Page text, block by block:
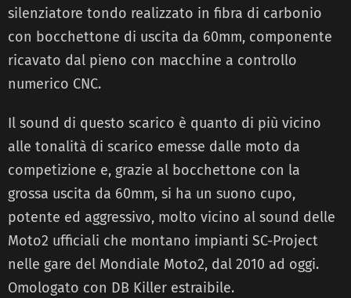
silenziatore tondo realizzato in fibra di carbonio
con bocchettone di uscita da 60mm, componente
ricavato dal pieno con macchine a controllo
numerico CNC.
Il sound di questo scarico è quanto di più vicino
alle tonalità di scarico emesse dalle moto da
competizione e, grazie al bocchettone con la
grossa uscita da 60mm, si ha un suono cupo,
potente ed aggressivo, molto vicino al sound delle
Moto2 ufficiali che montano impianti SC-Project
nelle gare del Mondiale Moto2, dal 2010 ad oggi.
Omologato con DB Killer estraibile.